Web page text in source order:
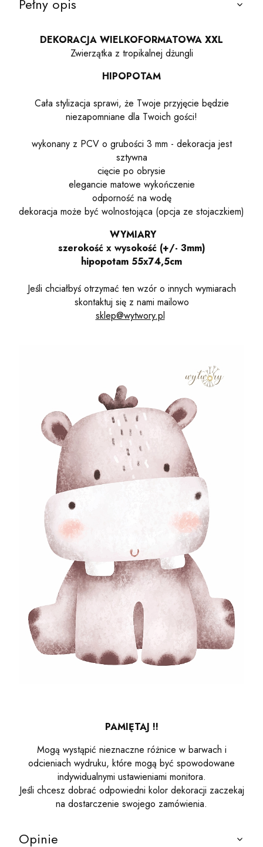
Pełny opis
DEKORACJA WIELKOFORMATOWA XXL
Zwierzątka z tropikalnej dżungli
HIPOPOTAM
Cała stylizacja sprawi, że Twoje przyjęcie będzie
niezapomniane dla Twoich gości!
wykonany z PCV o grubości 3 mm - dekoracja jest
sztywna
cięcie po obrysie
elegancie matowe wykończenie
odporność na wodę
dekoracja może być wolnostojąca (opcja ze stojaczkiem)
WYMIARY
szerokość x wysokość (+/- 3mm)
hipopotam 55x74,5cm
Jeśli chciałbyś otrzymać ten wzór o innych wymiarach
skontaktuj się z nami mailowo
sklep@wytwory.pl
PAMIĘTAJ !!
Mogą wystąpić nieznaczne różnice w barwach i
odcieniach wydruku, które mogą być spowodowane
indywidualnymi ustawieniami monitora.
Jeśli chcesz dobrać odpowiedni kolor dekoracji zaczekaj
na dostarczenie swojego zamówienia.
Opinie